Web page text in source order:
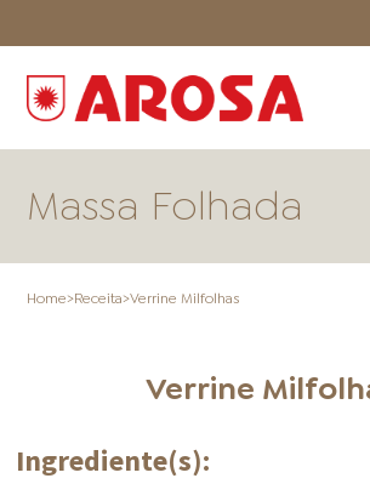
Massa Folhada
Home>Receita>Verrine Milfolhas
Verrine
Ingrediente(s):